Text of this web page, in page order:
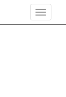
Toggle